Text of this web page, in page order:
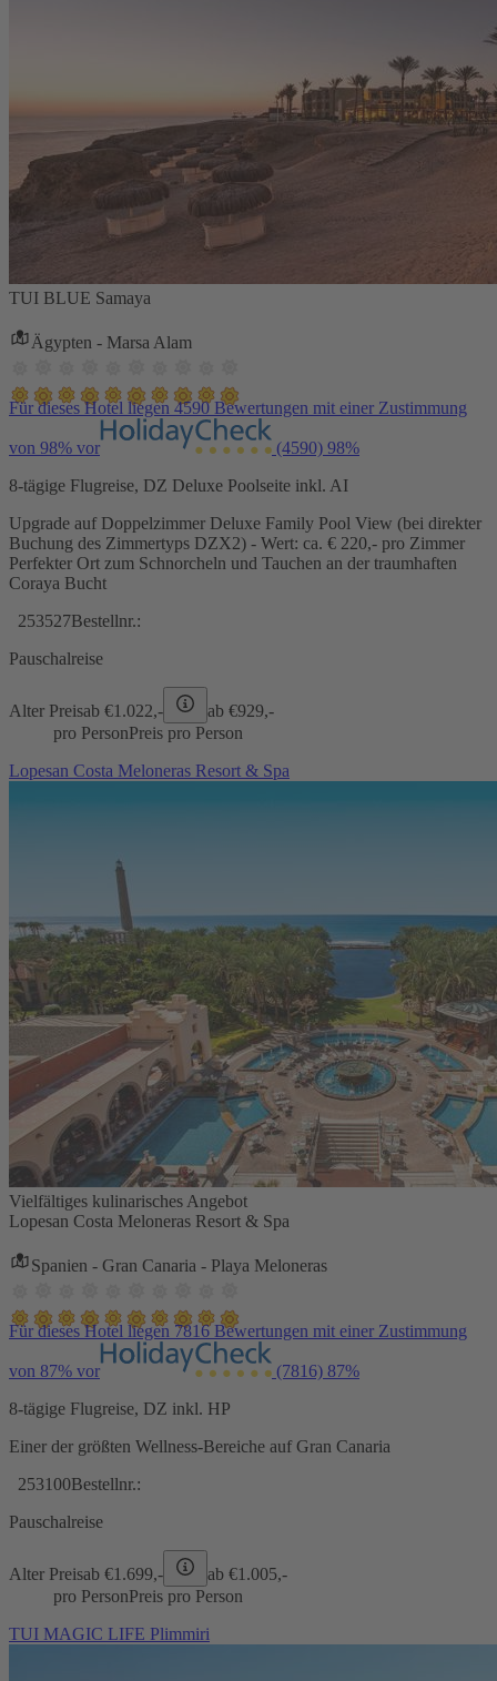
TUI BLUE Samaya
Ägypten - Marsa Alam
Für dieses Hotel liegen 4590 Bewertungen mit einer Zustimmung
von 98% vor (4590) 98%
8-tägige Flugreise, DZ Deluxe Poolseite inkl. AI
Upgrade auf Doppelzimmer Deluxe Family Pool View (bei direkter
Buchung des Zimmertyps DZX2) - Wert: ca. € 220,- pro Zimmer
Perfekter Ort zum Schnorcheln und Tauchen an der traumhaften
Coraya Bucht
253527Bestellnr.:
Pauschalreise
Alter Preisab €1.022,- ab €929,-
pro PersonPreis pro Person
Lopesan Costa Meloneras Resort & Spa
Vielfältiges kulinarisches Angebot
Lopesan Costa Meloneras Resort & Spa
Spanien - Gran Canaria - Playa Meloneras
Für dieses Hotel liegen 7816 Bewertungen mit einer Zustimmung
von 87% vor (7816) 87%
8-tägige Flugreise, DZ inkl. HP
Einer der größten Wellness-Bereiche auf Gran Canaria
253100Bestellnr.:
Pauschalreise
Alter Preisab €1.699,- ab €1.005,-
pro PersonPreis pro Person
TUI MAGIC LIFE Plimmiri